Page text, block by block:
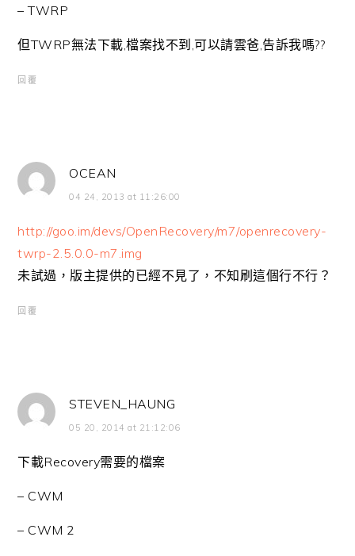
– TWRP
但TWRP無法下載,檔案找不到,可以請雲爸,告訴我嗎??
回覆
OCEAN
04 24, 2013 at 11:26:00
http://goo.im/devs/OpenRecovery/m7/openrecovery-
twrp-2.5.0.0-m7.img
未試過，版主提供的已經不見了，不知刷這個行不行？
回覆
STEVEN_HAUNG
05 20, 2014 at 21:12:06
下載Recovery需要的檔案
– CWM
– CWM 2